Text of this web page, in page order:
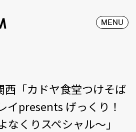
MENU
西「カドヤ食堂つけそば
イpresents げっくり！
なくりスペシャル〜」